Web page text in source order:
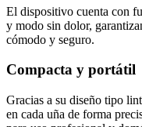
El dispositivo cuenta con
y modo sin dolor,
cómodo y seguro.
Compacta y portátil
Gracias a su diseño tipo
en cada uña de forma